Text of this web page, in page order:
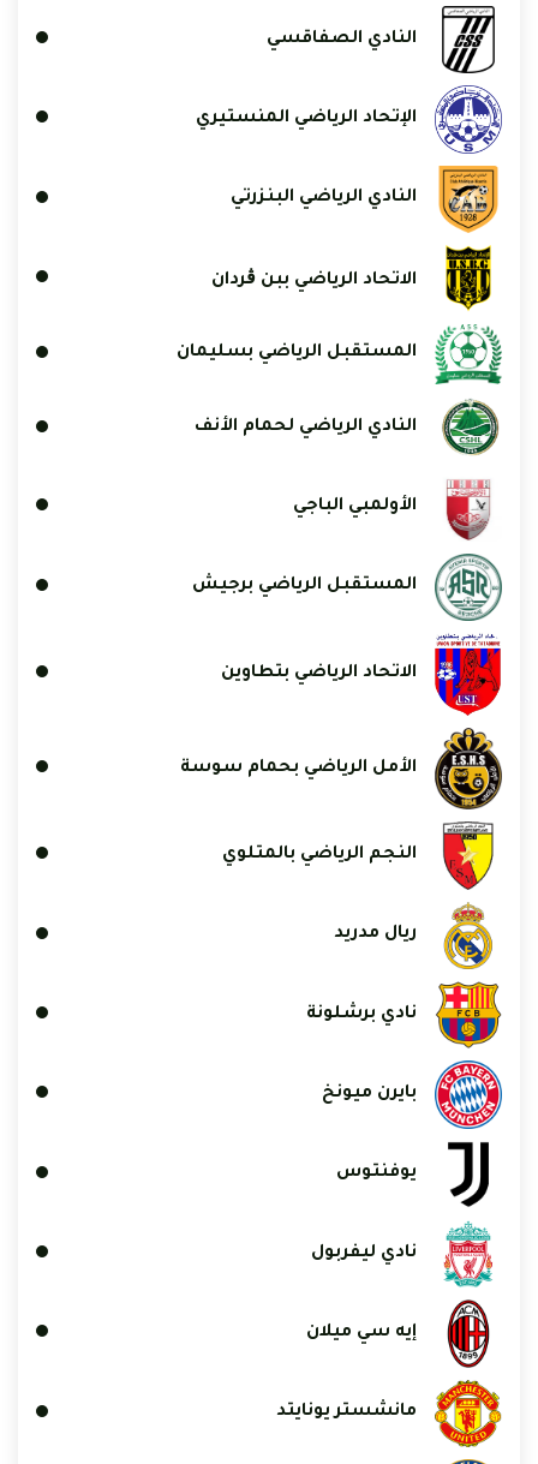
النادي الصفاقسي
الإتحاد الرياضي المنستيري
النادي الرياضي البنزرتي
الاتحاد الرياضي ببن ڨردان
المستقبل الرياضي بسليمان
النادي الرياضي لحمام الأنف
الأولمبي الباجي
المستقبل الرياضي برجيش
الاتحاد الرياضي بتطاوين
الأمل الرياضي بحمام سوسة
النجم الرياضي بالمتلوي
ريال مدريد
نادي برشلونة
بايرن ميونخ
يوفنتوس
نادي ليفربول
إيه سي ميلان
مانشستر يونايتد